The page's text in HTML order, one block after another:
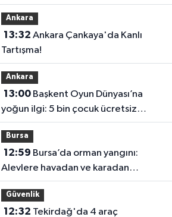
müdahale
Ankara
13:32
Tartışma!
Ankara
13:00Başkent Oyun Dünyası’na
yoğun ilgi: 5 bin çocuk ücretsiz
yararlandı
Bursa
12:59
Alevlere havadan ve karadan
müdahale
Güvenlik
12:32